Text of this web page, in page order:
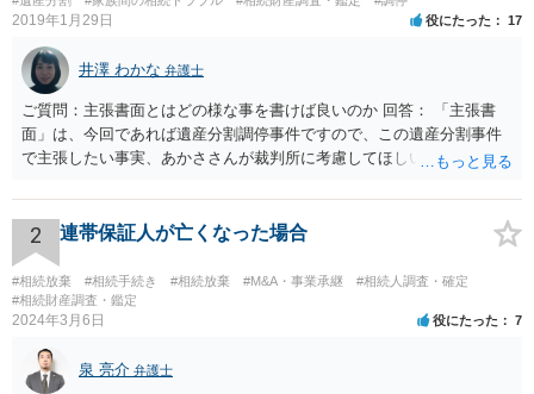
2019年1月29日 役にたった 17
井澤 わかな 弁護士
ご質問：主張書面とはどの様な事を書けば良いのか 回答： 「主張書
面」は、今回であれば遺産分割調停事件ですので、この遺産分割事件
で主張したい事実、あかささんが裁判所に考慮してほしいと思う、亡
ります。 もし、主張したい事実や考慮してほしい事情に関連して
資料を持っているようであれば、主張書面とは別で提出できます。も
し、お姉さんに見られたくないような資料がある場合、「非開示の希
望に関する申出書」と共に提出することも考えられます。 ご質問：書
いた方が良い事と書かない方が良い事 回答： お姉さんが申立書の「申
立ての趣旨」のところに書いている遺産の分け方に対して意見があれ
ば、まずそれを書くとよいです。 次に「申立ての理由」のところに、
なぜ調停を申し立てたのか(例えば、あかささんと話合いが出来ない／
2 連帯保証人が亡くなった場合
#相続放棄 #相続手続き #相続放棄 #M&A・事業承継
#相続人調査・確定
#相続財産調査・鑑定
2024年3月6日 役にたった 7
泉 亮介 弁護士